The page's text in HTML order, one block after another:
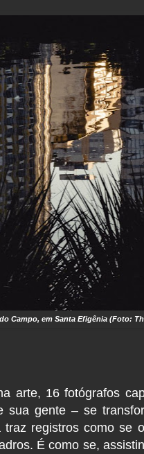
Campo, em Santa Efigênia (Foto:
arte, 16 fotógrafos
gente – se
traz registros como se
É como se,